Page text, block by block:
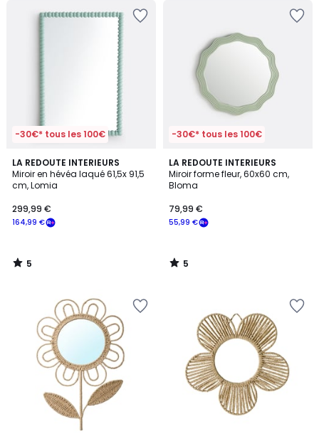
-30€* tous les 100€
LA REDOUTE INTERIEURS
Miroir en hévéa laqué 61,5x 91,5
cm, Lomia
164,99 €
299,99 €
5
/
5
5
/
-30€* tous les 100€
LA REDOUTE INTERIEURS
Miroir forme fleur, 60x60 cm,
Bloma
55,99 €
79,99 €
5
/
5
5
/